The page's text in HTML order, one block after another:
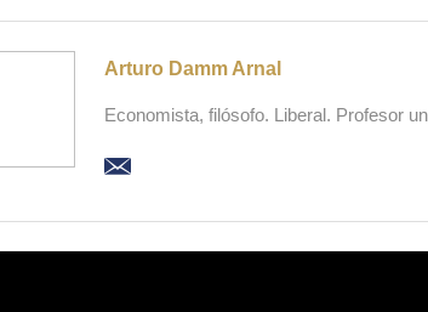
Arturo Damm Arnal
Economista, filósofo. Liberal. Profesor